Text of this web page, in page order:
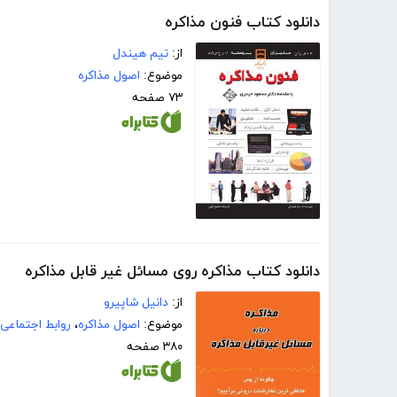
دانلود کتاب فنون مذاکره
از: تیم هیندل
موضوع: اصول مذاکره
۷۳ صفحه
دانلود کتاب مذاکره روی مسائل غیر قابل مذاکره
از: دانیل شاپیرو
موضوع: اصول مذاکره، روابط اجتماعی
۳۸۰ صفحه